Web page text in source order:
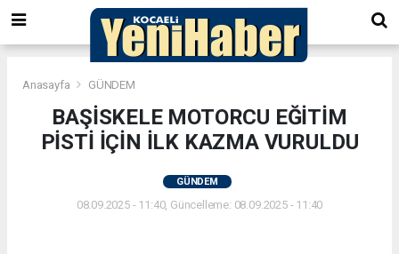
Anasayfa GÜNDEM
BAŞİSKELE MOTORCU EĞİTİM
PİSTİ İÇİN İLK KAZMA VURULDU
GÜNDEM
08.09.2025 - 11:40, Güncelleme: 08.09.2025 - 11:40